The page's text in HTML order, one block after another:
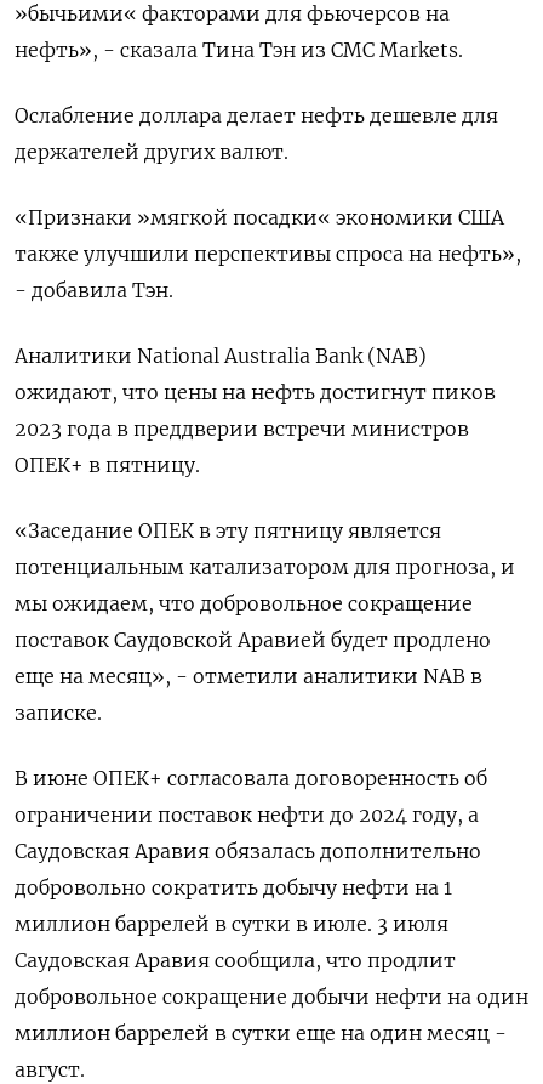
»бычьими« факторами для фьючерсов на
нефть», - сказала Тина Тэн из CMC Markets.
Ослабление доллара делает нефть дешевле для
держателей других валют.
«Признаки »мягкой посадки« экономики США
также улучшили перспективы спроса на нефть»,
- добавила Тэн.
Аналитики National Australia Bank (NAB)
ожидают, что цены на нефть достигнут пиков
2023 года в преддверии встречи министров
ОПЕК+ в пятницу.
«Заседание ОПЕК в эту пятницу является
потенциальным катализатором для прогноза, и
мы ожидаем, что добровольное сокращение
поставок Саудовской Аравией будет продлено
еще на месяц», - отметили аналитики NAB в
записке.
В июне ОПЕК+ согласовала договоренность об
ограничении поставок нефти до 2024 году, а
Саудовская Аравия обязалась дополнительно
добровольно сократить добычу нефти на 1
миллион баррелей в сутки в июле. 3 июля
Саудовская Аравия сообщила, что продлит
добровольное сокращение добычи нефти на один
миллион баррелей в сутки еще на один месяц -
август.